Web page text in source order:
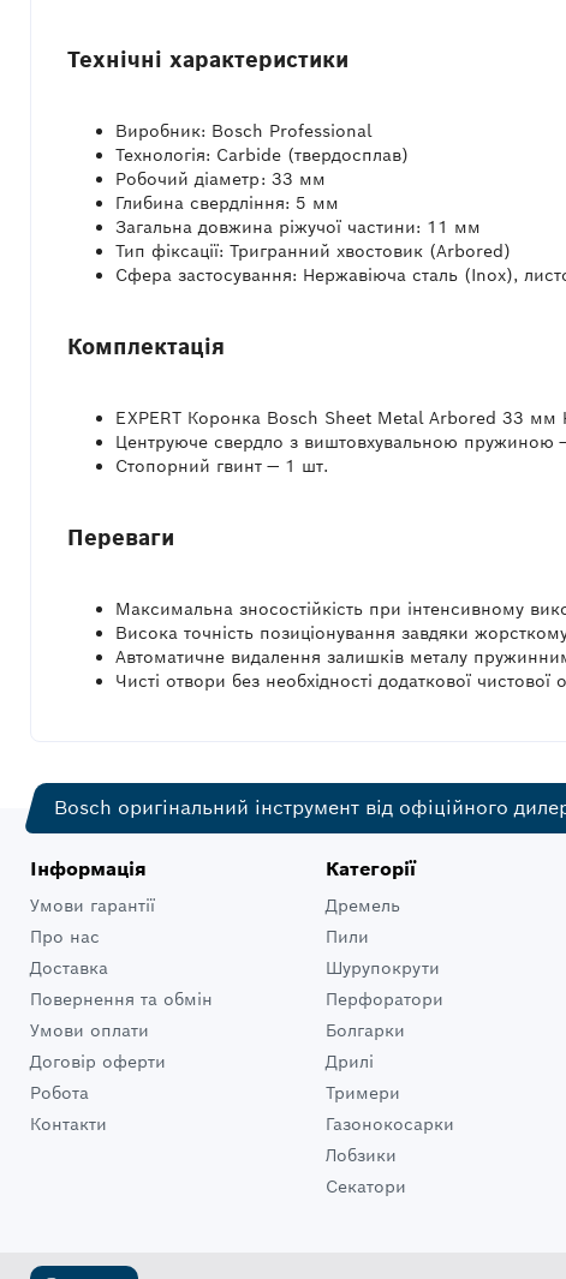
Технічні характеристики
Виробник: Bosch Professional
Технологія: Carbide (твердосплав)
Робочий діаметр: 33 мм
Глибина свердління: 5 мм
Загальна довжина ріжучої частини: 11 мм
Тип фіксації: Тригранний хвостовик (Arbored)
Сфера застосування: Нержавіюча сталь (Inox),
Комплектація
EXPERT Коронка Bosch Sheet Metal Arbored 33 мм
Центруюче свердло з виштовхувальною пружиною
Стопорний гвинт — 1 шт.
Переваги
Максимальна зносостійкість при інтенсивному
Висока точність позиціонування завдяки
Автоматичне видалення залишків металу
Чисті отвори без необхідності додаткової чистової
Bosch оригінальний інструмент від офіційного
Інформація
Умови гарантії
Про нас
Доставка
Повернення та обмін
Умови оплати
Договір оферти
Робота
Контакти
Категорії
Дремель
Пили
Шурупокрути
Перфоратори
Болгарки
Дрилі
Тримери
Газонокосарки
Лобзики
Секатори